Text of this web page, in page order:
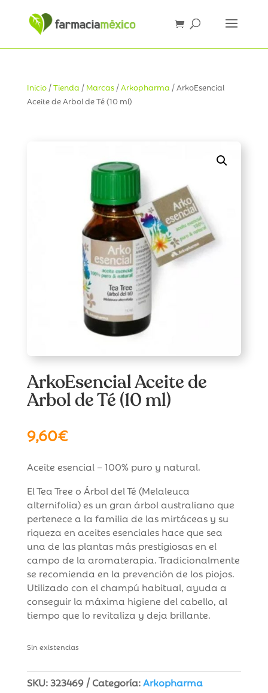
Inicio/Tienda / Marcas/Arkopharma / ArkoEsencial
Aceite de Arbol de Té (10 ml)
ArkoEsencial Aceite de
Arbol de Té (10 ml)
9,60€
Aceite esencial – 100% puro y natural.
El Tea Tree o Árbol del Té (Melaleuca
alternifolia) es un gran árbol australiano que
pertenece a la familia de las mirtáceas y su
riqueza en aceites esenciales hace que sea
una de las plantas más prestigiosas en el
campo de la aromaterapia. Tradicionalmente
se recomienda en la prevención de los piojos.
Utilizado con el champú habitual, ayuda a
conseguir la máxima higiene del cabello, al
tiempo que lo revitaliza y deja brillante.
Sin existencias
SKU:323469 Categoría:Arkopharma